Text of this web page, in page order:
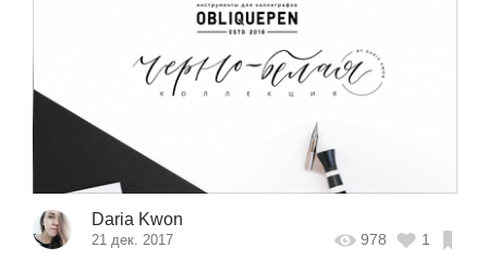
Daria Kwon
21 дек. 2017 978 1